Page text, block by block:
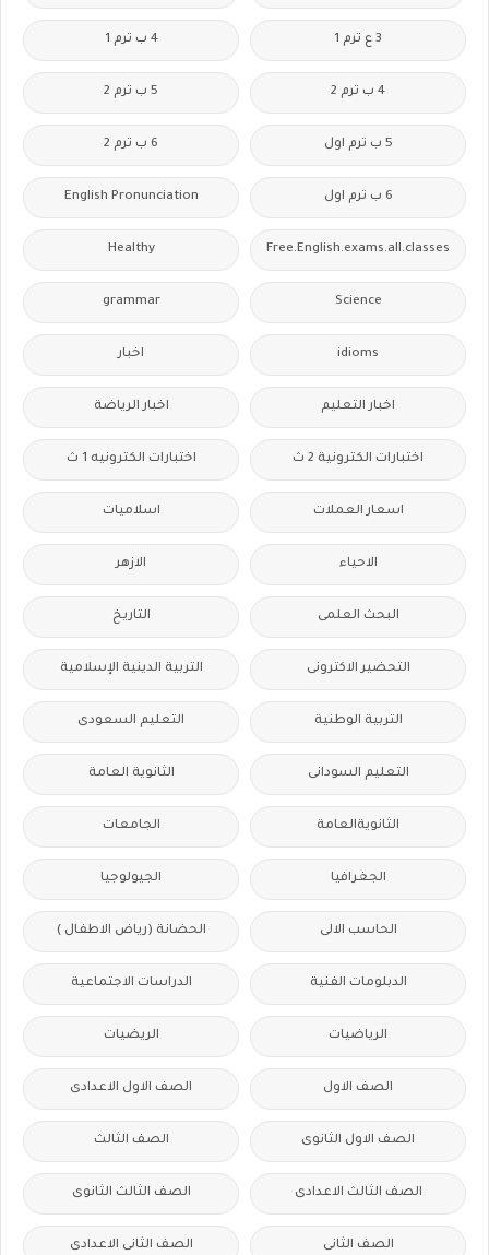
3 ع ترم 1 4 ب ترم 1
4 ب ترم 2 5 ب ترم 2
5 ب ترم اول 6 ب ترم 2
6 ب ترم اول English Pronunciation
Free.English.exams.all.classes
Healthy
Science
grammar
idioms اخبار
اخبار التعليم اخبار الرياضة
اختبارات الكترونية 2 ث اختبارات الكترونيه 1 ث
اسعار العملات اسلاميات
الاحياء الازهر
البحث العلمى التاريخ
التحضير الاكترونى التربية الدينية الإسلامية
التربية الوطنية التعليم السعودى
التعليم السودانى الثانوية العامة
الثانويةالعامة الجامعات
الجغرافيا الجيولوجيا
الحاسب الالى الحضانة (رياض الاطفال )
الدبلومات الفنية الدراسات الاجتماعية
الرياضيات الريضيات
الصف الاول الصف الاول الاعدادى
الصف الاول الثانوى الصف الثالث
الصف الثالث الاعدادى الصف الثالث الثانوى
الصف الثانى الصف الثانى الاعدادى